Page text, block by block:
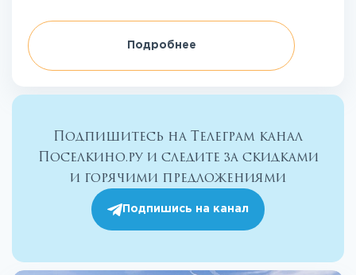
Подробнее
Подпишитесь на Телеграм канал
Поселкино.ру и следите за скидками
и горячими предложениями
Подпишись на канал